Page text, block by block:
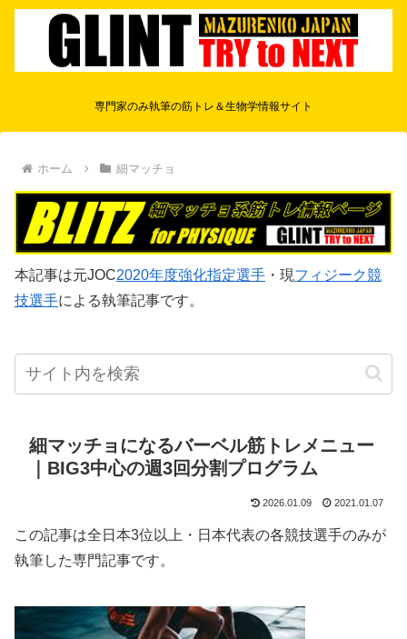
専門家のみ執筆の筋トレ＆生物学情報サイト
ホーム 細マッチョ
本記事は元JOC2020年度強化指定選手 ・現フィジーク競
技選手による執筆記事です。
細マッチョになるバーベル筋トレメニュー
｜BIG3中心の週3回分割プログラム
2026.01.09 2021.01.07
この記事は全日本3位以上・日本代表の各競技選手のみが
執筆した専門記事です。